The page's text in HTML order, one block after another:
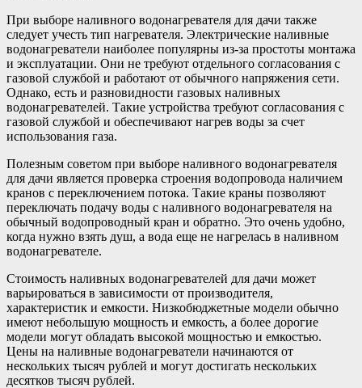
При выборе наливного водонагревателя для дачи также
следует учесть тип нагревателя. Электрические наливные
водонагреватели наиболее популярны из-за простоты монтажа
и эксплуатации. Они не требуют отдельного согласования с
газовой службой и работают от обычного напряжения сети.
Однако, есть и разновидности газовых наливных
водонагревателей. Такие устройства требуют согласования с
газовой службой и обеспечивают нагрев воды за счет
использования газа.
Полезным советом при выборе наливного водонагревателя
для дачи является проверка строения водопровода наличием
кранов с переключением потока. Такие краны позволяют
переключать подачу воды с наливного водонагревателя на
обычный водопроводный кран и обратно. Это очень удобно,
когда нужно взять душ, а вода еще не нагрелась в наливном
водонагревателе.
Стоимость наливных водонагревателей для дачи может
варьироваться в зависимости от производителя,
характеристик и емкости. Низкобюджетные модели обычно
имеют небольшую мощность и емкость, а более дорогие
модели могут обладать высокой мощностью и емкостью.
Цены на наливные водонагреватели начинаются от
нескольких тысяч рублей и могут достигать нескольких
десятков тысяч рублей.